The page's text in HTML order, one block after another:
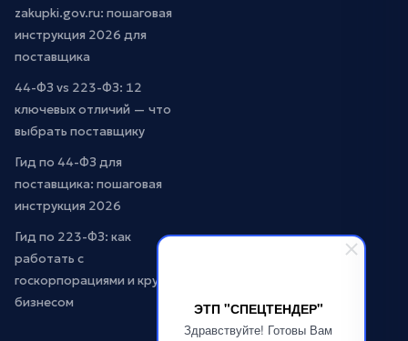
ЭТП "СПЕЦТЕНДЕР"
Здравствуйте! Готовы Вам
zakupki.gov.ru: пошаговая
инструкция 2026 для
поставщика
44-ФЗ vs 223-ФЗ: 12
ключевых отличий — что
выбрать поставщику
Гид по 44-ФЗ для
поставщика: пошаговая
инструкция 2026
Гид по 223-ФЗ: как
работать с
госкорпорациями и крупным
бизнесом